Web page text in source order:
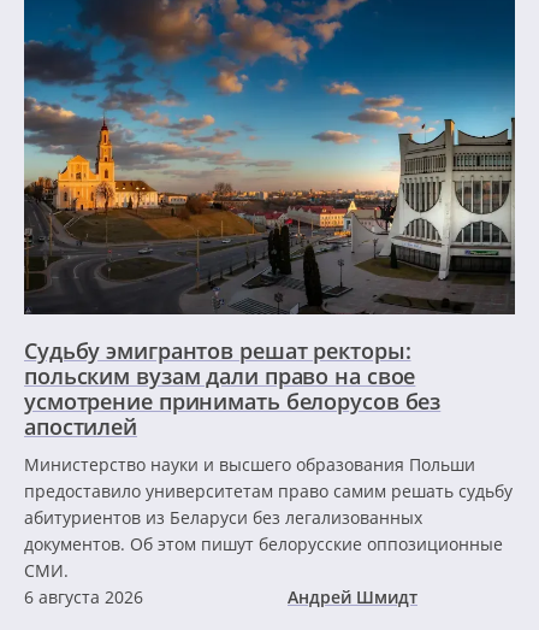
Судьбу эмигрантов решат ректоры:
польским вузам дали право на свое
усмотрение принимать белорусов без
апостилей
Министерство науки и высшего образования Польши
предоставило университетам право самим решать судьбу
абитуриентов из Беларуси без легализованных
документов. Об этом пишут белорусские оппозиционные
СМИ.
6 августа 2026
Андрей Шмидт